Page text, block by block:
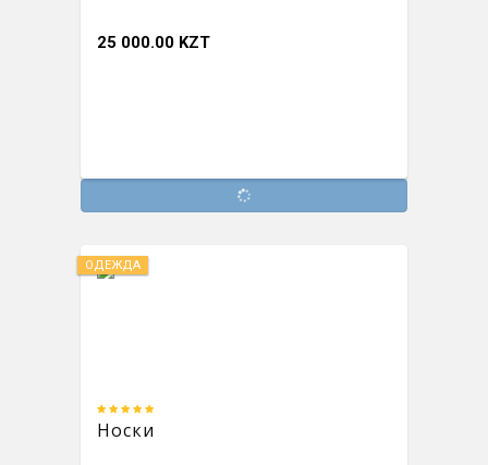
25 000.00 KZT
ОДЕЖДА
Носки